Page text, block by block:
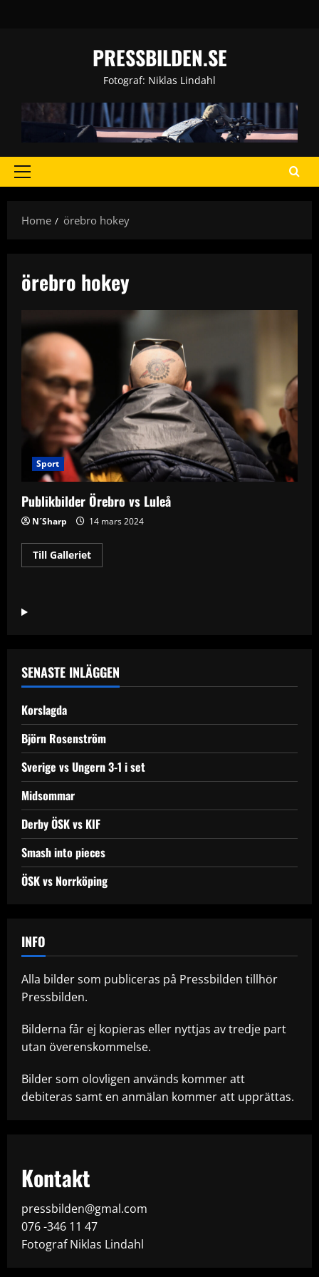
PRESSBILDEN.SE
Fotograf: Niklas Lindahl
Primary
Home
örebro hokey
örebro hokey
Sport
Publikbilder Örebro vs Luleå
N´Sharp 14 mars 2024
Till GallerietRead
more
SENASTE INLÄGGEN
Korslagda
Björn Rosenström
Sverige vs Ungern 3-1 i set
Midsommar
Derby ÖSK vs KIF
Smash into pieces
ÖSK vs Norrköping
INFO
Alla bilder som publiceras på Pressbilden tillhör
Pressbilden.
Bilderna får ej kopieras eller nyttjas av tredje part
utan överenskommelse.
Bilder som olovligen används kommer att
debiteras samt en anmälan kommer att upprättas.
Kontakt
pressbilden@gmal.com
076 -346 11 47
Fotograf Niklas Lindahl